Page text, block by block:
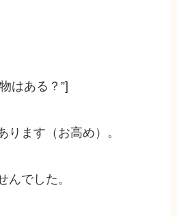
はある？”]
ります（お高め）。
んでした。